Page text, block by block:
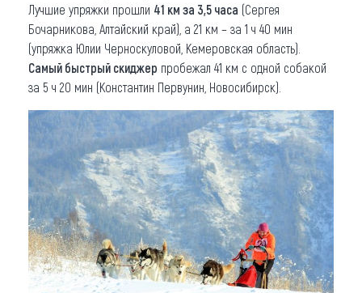
Лучшие упряжки прошли 41 км за 3,5 часа (Сергея
Бочарникова, Алтайский край), а 21 км – за 1 ч 40 мин
(упряжка Юлии Черноскуловой, Кемеровская область).
Самый быстрый скиджер пробежал 41 км с одной собакой
за 5 ч 20 мин (Константин Первунин, Новосибирск).